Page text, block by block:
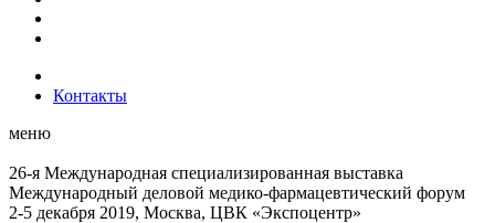
Контакты
меню
26-я Международная специализированная выставка
Международный деловой медико-фармацевтический форум
2-5 декабря 2019, Москва, ЦВК «Экспоцентр»